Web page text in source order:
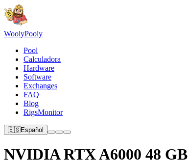
WoolyPooly
Pool
Calculadora
Hardware
Software
Exchanges
FAQ
Blog
RigsMonitor
🇪🇸Español
NVIDIA RTX A6000 48 GB